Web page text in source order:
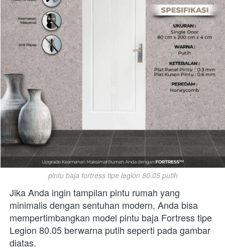
pintu baja fortress tipe legion 80.05 putih
Jika Anda ingin tampilan pintu rumah yang
minimalis dengan sentuhan modern, Anda bisa
mempertimbangkan model pintu baja Fortress tipe
Legion 80.05 berwarna putih seperti pada gambar
diatas.